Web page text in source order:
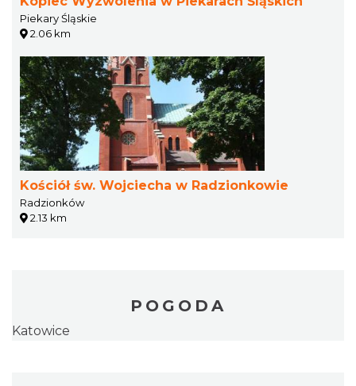
Piekary Śląskie
2.06 km
Kościół św. Wojciecha w Radzionkowie
Radzionków
2.13 km
POGODA
Katowice